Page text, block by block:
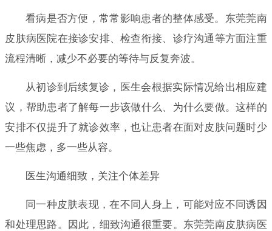
看病是否方便，常常影响患者的整体感受。东莞莞南
皮肤病医院在接诊安排、检查衔接、诊疗沟通等方面注重
流程清晰，减少不必要的等待与反复奔波。
从初诊到后续复诊，医生会根据实际情况给出相应建
议，帮助患者了解每一步该做什么、为什么要做。这样的
安排不仅提升了就诊效率，也让患者在面对皮肤问题时少
一些焦虑，多一些从容。
医生沟通细致，关注个体差异
同一种皮肤表现，在不同人身上，可能对应不同诱因
和处理思路。因此，细致沟通很重要。东莞莞南皮肤病医